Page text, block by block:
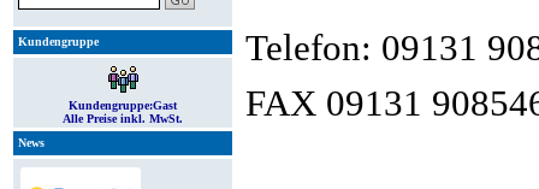
Kundengruppe
Kundengruppe:Gast
Alle Preise inkl. MwSt.
News
Telefon: 09131
FAX 09131